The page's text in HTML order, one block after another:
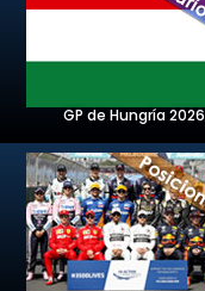
GP de Hungría 2026